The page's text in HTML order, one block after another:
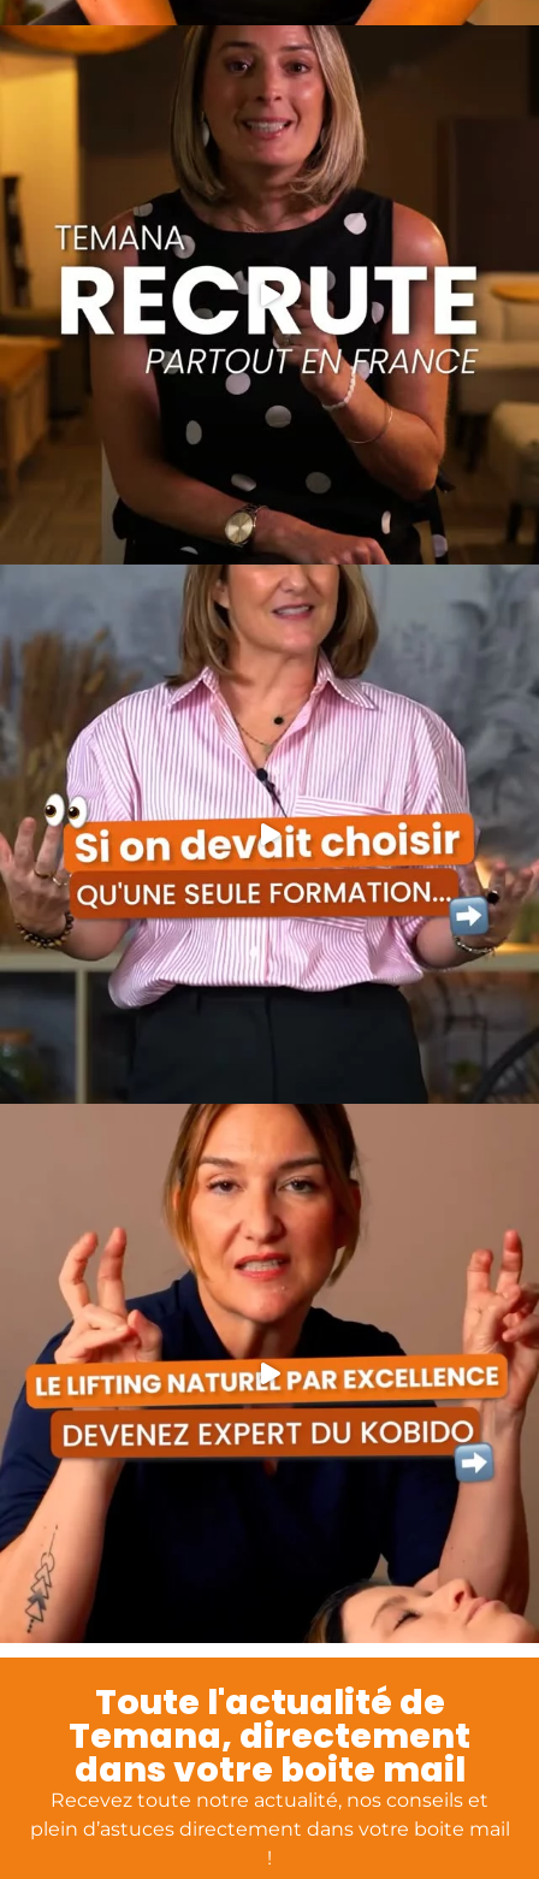
Toute l'actualité de
Temana, directement
dans votre boite mail
Recevez toute notre actualité, nos conseils et
plein d’astuces directement dans votre boite mail
!